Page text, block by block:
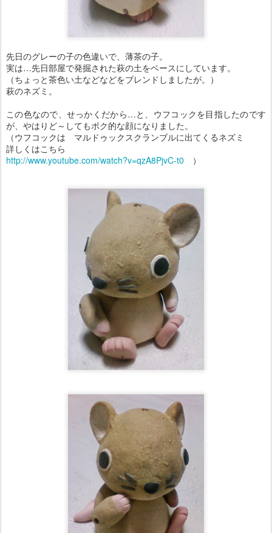
先日のグレーの子の色違いで、薄茶の子。
実は…先日部屋で発掘された萩の土をベースにしています。
（ちょっと茶色い土などなどをブレンドしましたが。）
萩のネズミ。
この色なので、せっかくだから…と、ウフコックを目指したのです
が、やはりど～してもボク的な顔になりました。
（ウフコックは マルドゥックスクランブルに出てくるネズミ
詳しくはこちら
http://www.youtube.com/watch?v=qzA8PjvC-t0 ）